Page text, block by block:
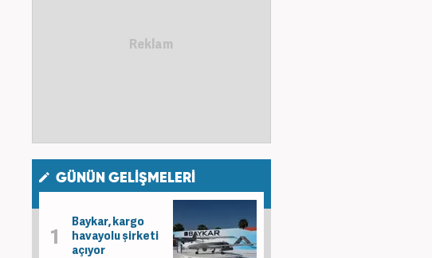
GÜNÜN GELİŞMELERİ
Baykar, kargo
havayolu şirketi
açıyor